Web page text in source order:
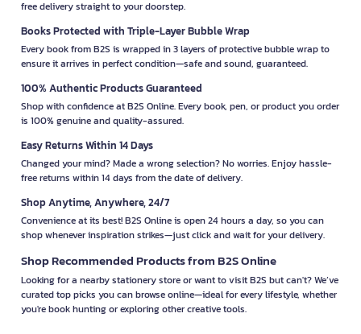
free delivery straight to your doorstep.
Books Protected with Triple-Layer Bubble Wrap
Every book from B2S is wrapped in 3 layers of protective bubble wrap to
ensure it arrives in perfect condition—safe and sound, guaranteed.
100% Authentic Products Guaranteed
Shop with confidence at B2S Online. Every book, pen, or product you order
is 100% genuine and quality-assured.
Easy Returns Within 14 Days
Changed your mind? Made a wrong selection? No worries. Enjoy hassle-
free returns within 14 days from the date of delivery.
Shop Anytime, Anywhere, 24/7
Convenience at its best! B2S Online is open 24 hours a day, so you can
shop whenever inspiration strikes—just click and wait for your delivery.
Shop Recommended Products from B2S Online
Looking for a nearby stationery store or want to visit B2S but can't? We’ve
curated top picks you can browse online—ideal for every lifestyle, whether
you're book hunting or exploring other creative tools.